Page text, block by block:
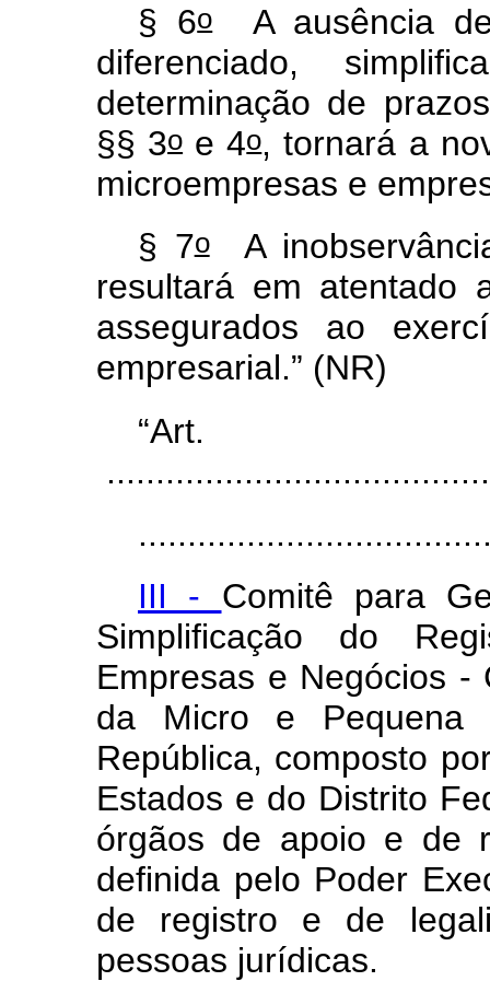
§ 6oA ausência de
diferenciado,
determinação de
§§ 3oe 4o, tornará a
microempresas e
§ 7oA
resultará em atentado
assegurados ao
empresarial.” (NR)
III - Comitê para
Simplificação do
Empresas e Negócios -
da Micro e Pequena
República, composto
Estados e do Distrito
órgãos de apoio e de
definida pelo Poder
de registro e de
pessoas jurídicas.